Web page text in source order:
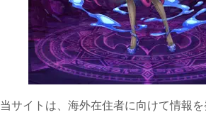
当サイトは、海外在住者に向けて情報を